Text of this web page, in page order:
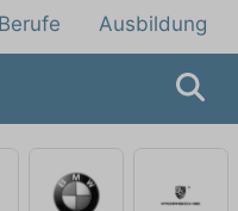
Berufe Ausbildung